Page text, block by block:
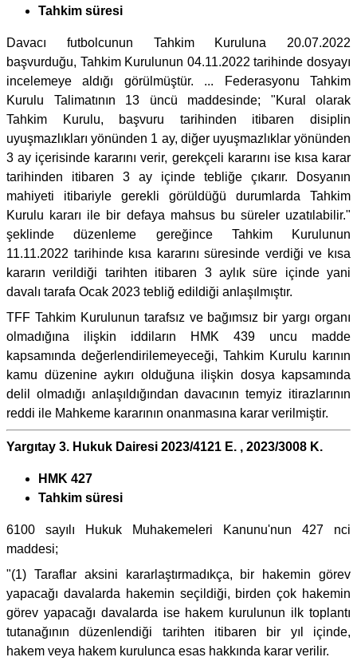
Tahkim süresi
Davacı futbolcunun Tahkim Kuruluna 20.07.2022
başvurduğu, Tahkim Kurulunun 04.11.2022 tarihinde dosyayı
incelemeye aldığı görülmüştür. ... Federasyonu Tahkim
Kurulu Talimatının 13 üncü maddesinde; "Kural olarak
Tahkim Kurulu, başvuru tarihinden itibaren disiplin
uyuşmazlıkları yönünden 1 ay, diğer uyuşmazlıklar yönünden
3 ay içerisinde kararını verir, gerekçeli kararını ise kısa karar
tarihinden itibaren 3 ay içinde tebliğe çıkarır. Dosyanın
mahiyeti itibariyle gerekli görüldüğü durumlarda Tahkim
Kurulu kararı ile bir defaya mahsus bu süreler uzatılabilir."
şeklinde düzenleme gereğince Tahkim Kurulunun
11.11.2022 tarihinde kısa kararını süresinde verdiği ve kısa
kararın verildiği tarihten itibaren 3 aylık süre içinde yani
davalı tarafa Ocak 2023 tebliğ edildiği anlaşılmıştır.
TFF Tahkim Kurulunun tarafsız ve bağımsız bir yargı organı
olmadığına ilişkin iddiların HMK 439 uncu madde
kapsamında değerlendirilemeyeceği, Tahkim Kurulu karının
kamu düzenine aykırı olduğuna ilişkin dosya kapsamında
delil olmadığı anlaşıldığından davacının temyiz itirazlarının
reddi ile Mahkeme kararının onanmasına karar verilmiştir.
Yargıtay 3. Hukuk Dairesi 2023/4121 E. , 2023/3008 K.
HMK 427
Tahkim süresi
6100 sayılı Hukuk Muhakemeleri Kanunu'nun 427 nci
maddesi;
"(1) Taraflar aksini kararlaştırmadıkça, bir hakemin görev
yapacağı davalarda hakemin seçildiği, birden çok hakemin
görev yapacağı davalarda ise hakem kurulunun ilk toplantı
tutanağının düzenlendiği tarihten itibaren bir yıl içinde,
hakem veya hakem kurulunca esas hakkında karar verilir.